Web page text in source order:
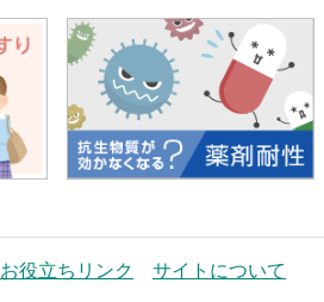
お役立ちリンク サイトについて